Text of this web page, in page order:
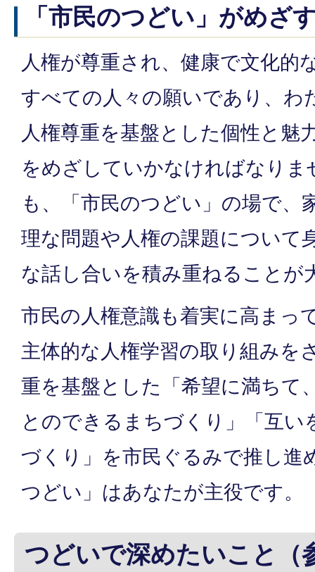
「市民のつどい」がめざ
人権が尊重され、健康で文化的
すべての人々の願いであり、わ
人権尊重を基盤とした個性と魅
をめざしていかなければなりま
も、「市民のつどい」の場で、
理な問題や人権の課題について
な話し合いを積み重ねることが
市民の人権意識も着実に高まっ
主体的な人権学習の取り組みを
重を基盤とした「希望に満ちて
とのできるまちづくり」「互い
づくり」を市民ぐるみで推し進
つどい」はあなたが主役です。
つどいで深めたいこと